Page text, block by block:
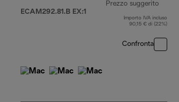
ECAM292.81.B EX:1
Prezzo suggerito
Importo IVA incluso
90,15 € di (22%)
Confronta